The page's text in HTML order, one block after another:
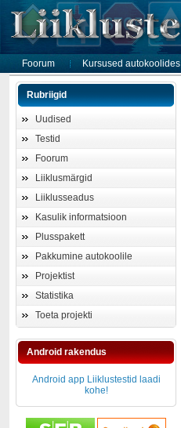
Foorum Kursused autokoolides
Rubriigid
Uudised
Testid
Foorum
Liiklusmärgid
Liiklusseadus
Kasulik informatsioon
Plusspakett
Pakkumine autokoolile
Projektist
Statistika
Toeta projekti
Android rakendus
Android app Liiklustestid laadi
kohe!